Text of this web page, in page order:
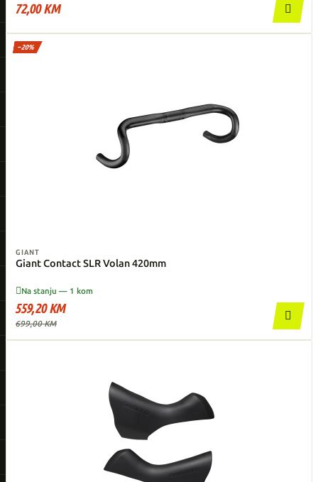
72,00 KM 
−20%
GIANT
Giant Contact SLR Volan 420mm
Na stanju — 1 kom
559,20 KM
699,00 KM
